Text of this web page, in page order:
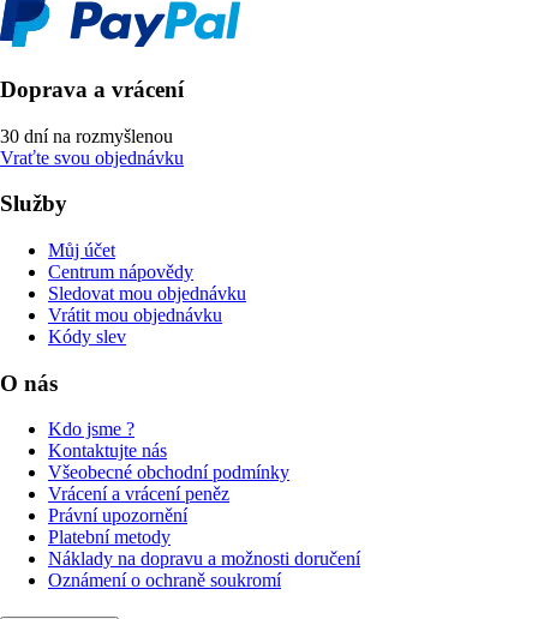
Doprava a vrácení
30 dní na rozmyšlenou
Vraťte svou objednávku
Služby
Můj účet
Centrum nápovědy
Sledovat mou objednávku
Vrátit mou objednávku
Kódy slev
O nás
Kdo jsme ?
Kontaktujte nás
Všeobecné obchodní podmínky
Vrácení a vrácení peněz
Právní upozornění
Platební metody
Náklady na dopravu a možnosti doručení
Oznámení o ochraně soukromí